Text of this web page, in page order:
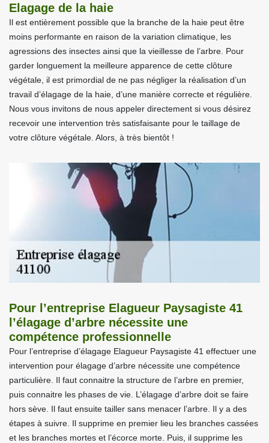
Elagage de la haie
Il est entièrement possible que la branche de la haie peut être
moins performante en raison de la variation climatique, les
agressions des insectes ainsi que la vieillesse de l’arbre. Pour
garder longuement la meilleure apparence de cette clôture
végétale, il est primordial de ne pas négliger la réalisation d’un
travail d’élagage de la haie, d’une manière correcte et régulière.
Nous vous invitons de nous appeler directement si vous désirez
recevoir une intervention très satisfaisante pour le taillage de
votre clôture végétale. Alors, à très bientôt !
Pour l’entreprise Elagueur Paysagiste 41
l’élagage d’arbre nécessite une
compétence professionnelle
Pour l’entreprise d’élagage Elagueur Paysagiste 41 effectuer une
intervention pour élagage d’arbre nécessite une compétence
particulière. Il faut connaitre la structure de l’arbre en premier,
puis connaitre les phases de vie. L’élagage d’arbre doit se faire
hors sève. Il faut ensuite tailler sans menacer l’arbre. Il y a des
étapes à suivre. Il supprime en premier lieu les branches cassées
et les branches mortes et l’écorce morte. Puis, il supprime les